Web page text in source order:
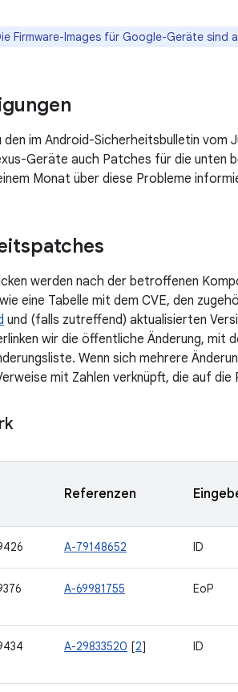
Firmware-Images für Google-Geräte sind
den im Android-Sicherheitsbulletin vom
Geräte auch Patches für die unten
Monat über diese Probleme
werden nach der betroffenen
eine Tabelle mit dem CVE, den
und (falls zutreffend) aktualisierten
wir die öffentliche Änderung, mit
Wenn sich mehrere
mit Zahlen verknüpft, die auf die
Referenzen
A-79148652 ID
A-69981755 EoP
A-29833520 [2] ID